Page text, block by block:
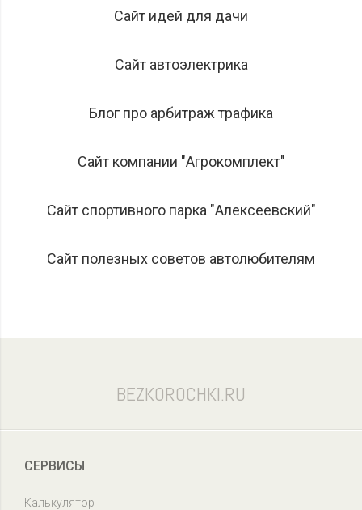
Сайт идей для дачи
Сайт автоэлектрика
Блог про арбитраж трафика
Сайт компании "Агрокомплект"
Сайт спортивного парка "Алексеевский"
Сайт полезных советов автолюбителям
BEZKOROCHKI.RU
СЕРВИСЫ
Калькулятор